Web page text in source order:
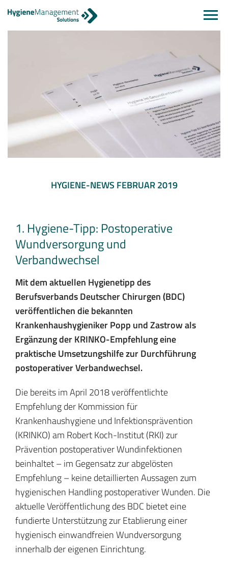
HYGIENE-NEWS FEBRUAR 2019
1. Hygiene-Tipp: Postoperative
Wundversorgung und
Verbandwechsel
Mit dem aktuellen Hygienetipp des
Berufsverbands Deutscher Chirurgen (BDC)
veröffentlichen die bekannten
Krankenhaushygieniker Popp und Zastrow als
Ergänzung der KRINKO-Empfehlung eine
praktische Umsetzungshilfe zur Durchführung
postoperativer Verbandwechsel.
Die bereits im April 2018 veröffentlichte
Empfehlung der Kommission für
Krankenhaushygiene und Infektionsprävention
(KRINKO) am Robert Koch-Institut (RKI) zur
Prävention postoperativer Wundinfektionen
beinhaltet – im Gegensatz zur abgelösten
Empfehlung – keine detaillierten Aussagen zum
hygienischen Handling postoperativer Wunden. Die
aktuelle Veröffentlichung des BDC bietet eine
fundierte Unterstützung zur Etablierung einer
hygienisch einwandfreien Wundversorgung
innerhalb der eigenen Einrichtung.